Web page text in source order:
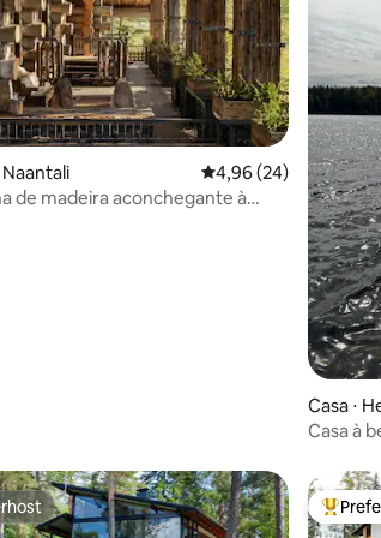
média de 5, 21 avaliações
Naantali 4,96 de uma
4,96 (24)
de madeira aconchegante à
Casa ⋅
Casa à
Entre